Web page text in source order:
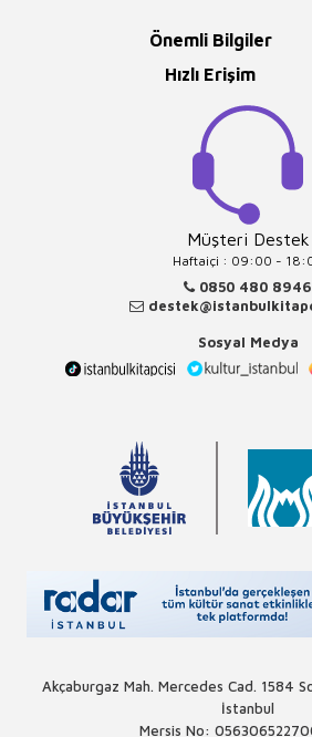
Önemli Bilgiler
Hızlı Erişim
Müşteri Destek
Haftaiçi : 09:00 -
0850 480 8946
Sosyal Medya
Akçaburgaz Mah. Mercedes Cad. 1584
İstanbul
Mersis No: